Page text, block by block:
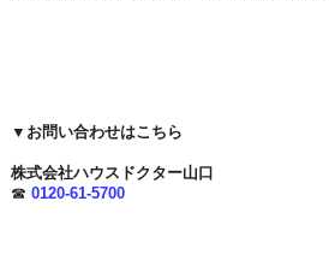
▼お問い合わせはこちら
株式会社ハウスドクター山口
☎ 0120-61-5700